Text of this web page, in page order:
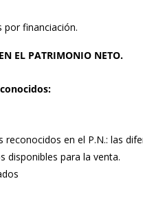
por financiación.
EL PATRIMONIO NETO.
en el P.N.: las
disponibles para la venta.